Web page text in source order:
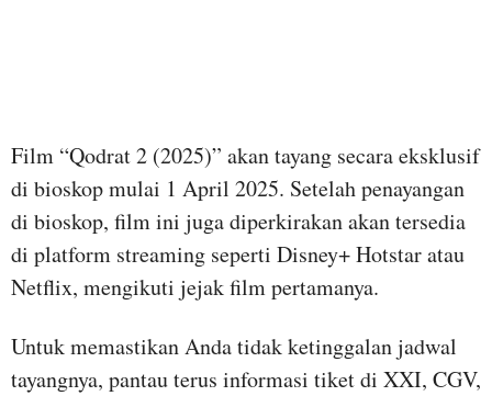
Film “Qodrat 2 (2025)” akan tayang secara eksklusif
di bioskop mulai 1 April 2025. Setelah penayangan
di bioskop, film ini juga diperkirakan akan tersedia
di platform streaming seperti Disney+ Hotstar atau
Netflix, mengikuti jejak film pertamanya.
Untuk memastikan Anda tidak ketinggalan jadwal
tayangnya, pantau terus informasi tiket di XXI, CGV,